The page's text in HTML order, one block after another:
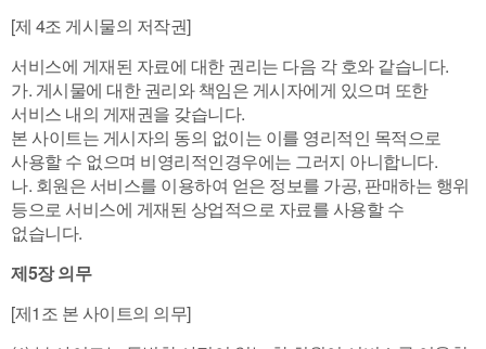
[제 4조 게시물의 저작권]
서비스에 게재된 자료에 대한 권리는 다음 각 호와 같습니다.
가. 게시물에 대한 권리와 책임은 게시자에게 있으며 또한
서비스 내의 게재권을 갖습니다.
본 사이트는 게시자의 동의 없이는 이를 영리적인 목적으로
사용할 수 없으며 비영리적인경우에는 그러지 아니합니다.
나. 회원은 서비스를 이용하여 얻은 정보를 가공, 판매하는 행위
등으로 서비스에 게재된 상업적으로 자료를 사용할 수
없습니다.
제5장 의무
[제1조 본 사이트의 의무]